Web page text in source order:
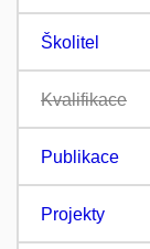
Školitel
Kvalifikace
Publikace
Projekty